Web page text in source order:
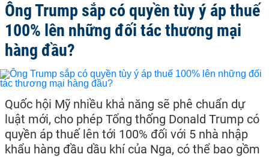
Ông Trump sắp có quyền tùy ý áp thuế
100% lên những đối tác thương mại
hàng đầu?
Quốc hội Mỹ nhiều khả năng sẽ phê chuẩn dự
luật mới, cho phép Tổng thống Donald Trump có
quyền áp thuế lên tới 100% đối với 5 nhà nhập
khẩu hàng đầu dầu khí của Nga, có thể bao gồm